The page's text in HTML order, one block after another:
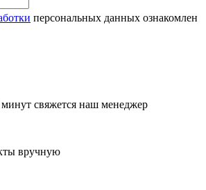
персональных данных ознакомлен
свяжется наш менеджер
вручную